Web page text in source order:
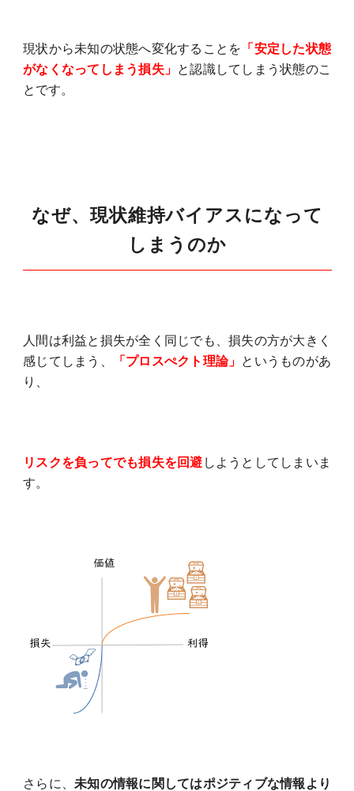
現状から未知の状態へ変化することを 「安定した状態
がなくなってしまう損失」
と認識してしまう状態のこ
とです。
なぜ、現状維持バイアスになって
しまうのか
人間は利益と損失が全く同じでも、損失の方が大きく
感じてしまう、
「プロスぺクト理論」 というものがあ
り、
リスクを負ってでも損失を回避 しようとしてしまいま
す。
さらに、未知の情報に関してはポジティブな情報より